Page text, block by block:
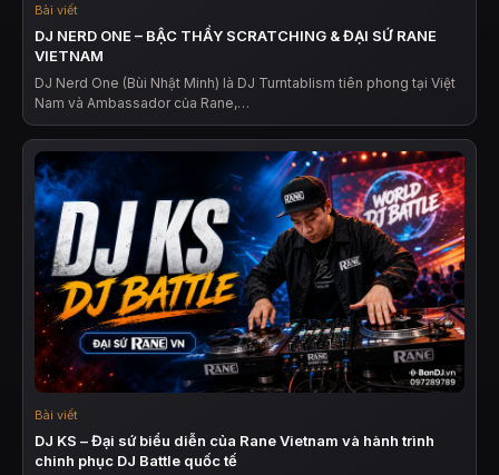
Bài viết
DJ NERD ONE – BẬC THẦY SCRATCHING & ĐẠI SỨ RANE
VIETNAM
DJ Nerd One (Bùi Nhật Minh) là DJ Turntablism tiên phong tại Việt
Nam và Ambassador của Rane,…
Bài viết
DJ KS – Đại sứ biểu diễn của Rane Vietnam và hành trình
chinh phục DJ Battle quốc tế